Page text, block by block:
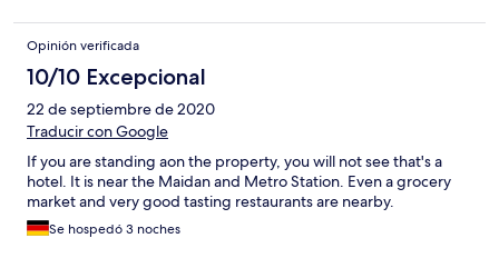
Opinión verificada
10/10 Excepcional
22 de septiembre de 2020
Traducir con Google
If you are standing aon the property, you will not see that's a
hotel. It is near the Maidan and Metro Station. Even a grocery
market and very good tasting restaurants are nearby.
Se hospedó 3 noches